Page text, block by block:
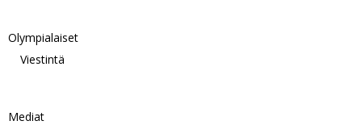
Olympialaiset
Viestintä
Mediat